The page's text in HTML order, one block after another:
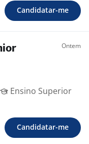
Candidatar-me
Ontem
Ensino Superior
Candidatar-me